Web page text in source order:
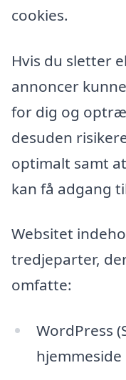
cookies.
Hvis du sletter
annoncer
for dig og
desuden
optimalt samt
kan få adgang
Websitet
tredjeparter,
omfatte:
WordPress